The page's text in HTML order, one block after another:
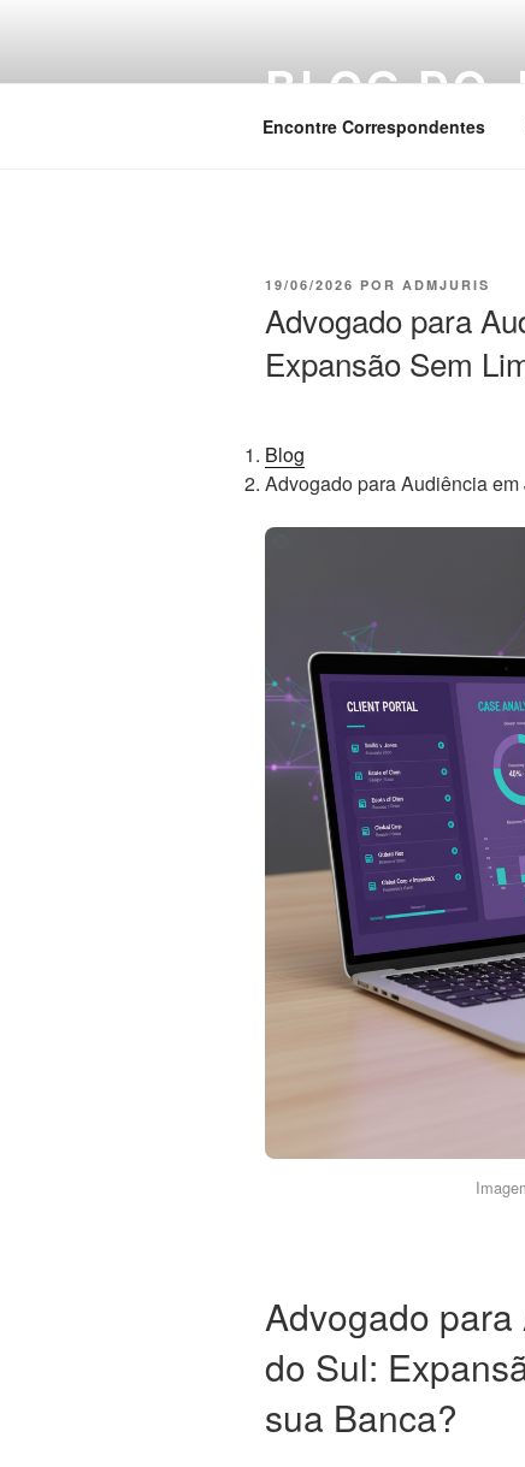
BLOG DO
Encontre Correspondentes
PUBLICADO
19/06/2026 POR ADMJURIS
Advogado para
Expansão Sem
Blog
Advogado para Audiência
Advogado
do Sul:
sua Banca?